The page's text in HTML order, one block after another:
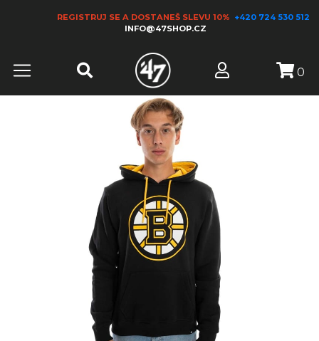
REGISTRUJ SE A DOSTANEŠ SLEVU 10% +420 724 530 512
INFO@47SHOP.CZ
0